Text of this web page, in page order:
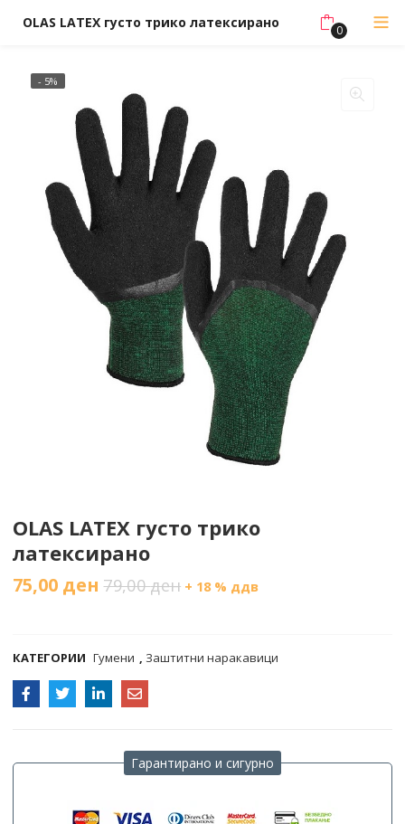
OLAS LATEX густо трико латексирано 0
- 5%
OLAS LATEX густо трико
латексирано
75,00 ден 79,00ден + 18 % ддв
КАТЕГОРИИ Гумени , Заштитни наракавици
Гарантирано и сигурно